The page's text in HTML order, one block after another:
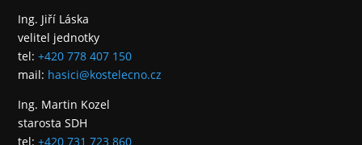
Ing. Jiří Láska
velitel jednotky
tel:+420 778 407 150
mail: hasici@kostelecno.cz
Ing. Martin Kozel
starosta SDH
tel:+420 731 723 860